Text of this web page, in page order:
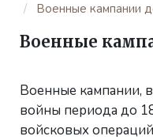
Военные кампании
Военные
Военные кампании,
войны периода до
войсковых